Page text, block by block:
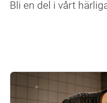
Bli en del i vårt